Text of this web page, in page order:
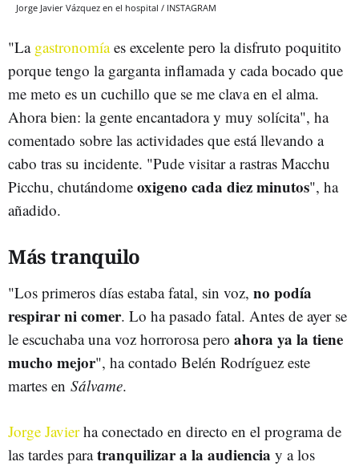
Jorge Javier Vázquez en el hospital / INSTAGRAM
"La gastronomíaes excelente pero la disfruto poquitito
porque tengo la garganta inflamada y cada bocado que
me meto es un cuchillo que se me clava en el alma.
Ahora bien: la gente encantadora y muy solícita", ha
comentado sobre las actividades que está llevando a
cabo tras su incidente. "Pude visitar a rastras Macchu
Picchu, chutándome oxigeno cada diez minutos", ha
añadido.
Más tranquilo
"Los primeros días estaba fatal, sin voz, no podía
respirar ni comer. Lo ha pasado fatal. Antes de ayer se
le escuchaba una voz horrorosa pero ahora ya la tiene
mucho mejor", ha contado Belén Rodríguez este
martes en Sálvame.
Jorge Javierha conectado en directo en el programa de
las tardes paratranquilizar a la audiencia y a los